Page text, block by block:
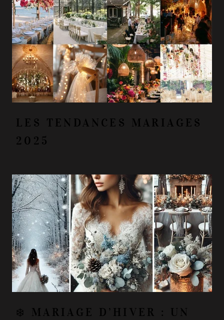
LES TENDANCES MARIAGES
2025
❄️ MARIAGE D’HIVER : UN